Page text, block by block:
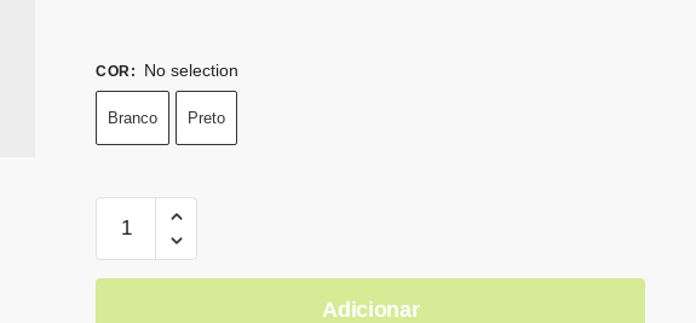
COR : No selection
Branco Preto
Adicionar